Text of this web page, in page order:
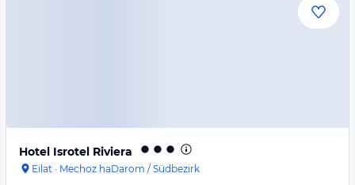
Hotel Isrotel Riviera
Eilat · Mechoz haDarom / Südbezirk